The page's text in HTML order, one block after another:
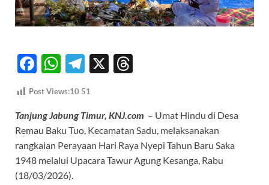
F
ac
e
b
o
o
k
W
h
at
s
A
p
p
T
el
e
gr
a
m
X
a
ds
Post Views:10 51
Tanjung Jabung Timur, KNJ.com – Umat Hindu di Desa
Remau Baku Tuo, Kecamatan Sadu, melaksanakan
rangkaian Perayaan Hari Raya Nyepi Tahun Baru Saka
1948 melalui Upacara Tawur Agung Kesanga, Rabu
(18/03/2026).